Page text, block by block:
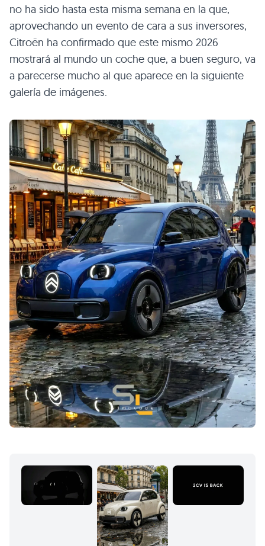
no ha sido hasta esta misma semana en la que,
aprovechando un evento de cara a sus inversores,
Citroën ha confirmado que este mismo 2026
mostrará al mundo un coche que, a buen seguro, va
a parecerse mucho al que aparece en la siguiente
galería de imágenes.